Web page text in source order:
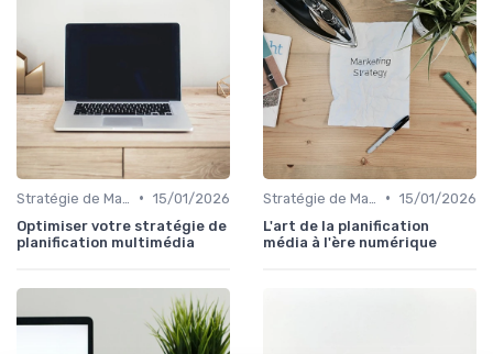
• 15/01/2026
Optimiser votre stratégie de
planification multimédia
• 15/01/2026
L'art de la planification
média à l'ère numérique